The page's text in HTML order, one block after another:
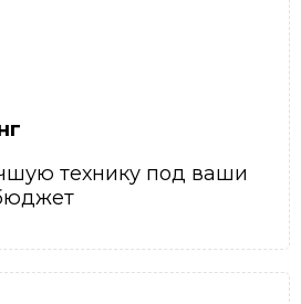
технику под ваши